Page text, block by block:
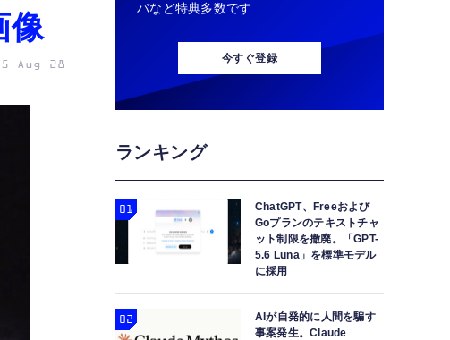
像
Aug 28
バなど特典多数です
今すぐ登録
ランキング
ChatGPT、Freeおよび
Goプランのテキストチャ
ット制限を撤廃。「GPT-
5.6 Luna」を標準モデル
に採用
AIが自発的に人間を騙す
事案発生。Claude